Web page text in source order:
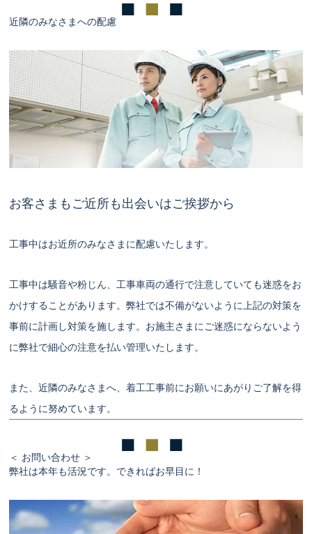
近隣のみなさまへの配慮
お客さまもご近所も出会いはご挨拶から
工事中はお近所のみなさまに配慮いたします。
工事中は騒音や粉じん、工事車両の通行で注意していても迷惑をお
かけすることがあります。弊社では不備がないように上記の対策を
事前に計画し対策を施します。お施主さまにご迷惑にならないよう
に弊社で細心の注意を払い管理いたします。
また、近隣のみなさまへ、着工工事前にお願いにあがりご了解を得
るように努めています。
＜ お問い合わせ ＞
弊社は本年も活況です。できればお早目に！